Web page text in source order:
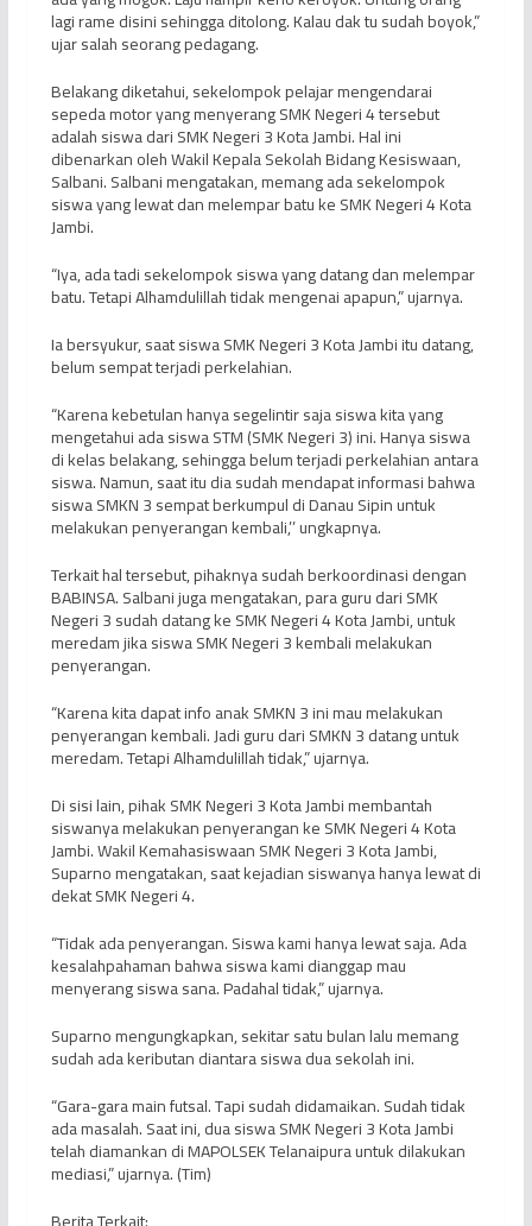
lagi rame disini sehingga ditolong. Kalau dak tu sudah boyok,”
ujar salah seorang pedagang.
Belakang diketahui, sekelompok pelajar mengendarai
sepeda motor yang menyerang SMK Negeri 4 tersebut
adalah siswa dari SMK Negeri 3 Kota Jambi. Hal ini
dibenarkan oleh Wakil Kepala Sekolah Bidang Kesiswaan,
Salbani. Salbani mengatakan, memang ada sekelompok
siswa yang lewat dan melempar batu ke SMK Negeri 4 Kota
Jambi.
“Iya, ada tadi sekelompok siswa yang datang dan melempar
batu. Tetapi Alhamdulillah tidak mengenai apapun,” ujarnya.
Ia bersyukur, saat siswa SMK Negeri 3 Kota Jambi itu datang,
belum sempat terjadi perkelahian.
“Karena kebetulan hanya segelintir saja siswa kita yang
mengetahui ada siswa STM (SMK Negeri 3) ini. Hanya siswa
di kelas belakang, sehingga belum terjadi perkelahian antara
siswa. Namun, saat itu dia sudah mendapat informasi bahwa
siswa SMKN 3 sempat berkumpul di Danau Sipin untuk
melakukan penyerangan kembali,’’ ungkapnya.
Terkait hal tersebut, pihaknya sudah berkoordinasi dengan
BABINSA. Salbani juga mengatakan, para guru dari SMK
Negeri 3 sudah datang ke SMK Negeri 4 Kota Jambi, untuk
meredam jika siswa SMK Negeri 3 kembali melakukan
penyerangan.
“Karena kita dapat info anak SMKN 3 ini mau melakukan
penyerangan kembali. Jadi guru dari SMKN 3 datang untuk
meredam. Tetapi Alhamdulillah tidak,” ujarnya.
Di sisi lain, pihak SMK Negeri 3 Kota Jambi membantah
siswanya melakukan penyerangan ke SMK Negeri 4 Kota
Jambi. Wakil Kemahasiswaan SMK Negeri 3 Kota Jambi,
Suparno mengatakan, saat kejadian siswanya hanya lewat di
dekat SMK Negeri 4.
“Tidak ada penyerangan. Siswa kami hanya lewat saja. Ada
kesalahpahaman bahwa siswa kami dianggap mau
menyerang siswa sana. Padahal tidak,” ujarnya.
Suparno mengungkapkan, sekitar satu bulan lalu memang
sudah ada keributan diantara siswa dua sekolah ini.
“Gara-gara main futsal. Tapi sudah didamaikan. Sudah tidak
ada masalah. Saat ini, dua siswa SMK Negeri 3 Kota Jambi
telah diamankan di MAPOLSEK Telanaipura untuk dilakukan
mediasi,” ujarnya. (Tim)